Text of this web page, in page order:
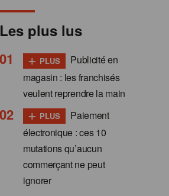
Les plus lus
+ PLUS
Publicité en
magasin : les franchisés
veulent reprendre la main
+ PLUS
Paiement
électronique : ces 10
mutations qu’aucun
commerçant ne peut
ignorer